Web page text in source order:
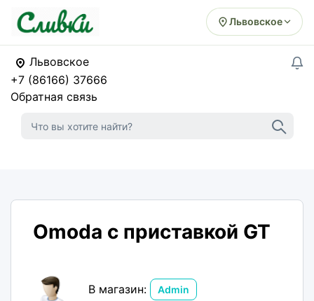
Львовское
Львовское
+7 (86166) 37666
Обратная связь
Omoda с приставкой GT
В магазин: Admin